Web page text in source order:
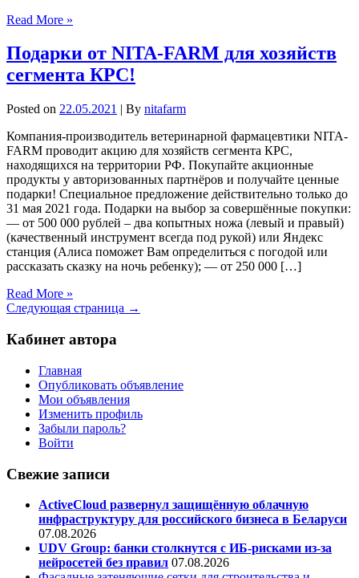
Read More »
Подарки от NITA-FARM для хозяйств
сегмента КРС!
Posted on 22.05.2021 | By nitafarm
Компания-производитель ветеринарной фармацевтики NITA-
FARM проводит акцию для хозяйств сегмента КРС,
находящихся на территории РФ. Покупайте акционные
продукты у авторизованных партнёров и получайте ценные
подарки! Специальное предложение действительно только до
31 мая 2021 года. Подарки на выбор за совершённые покупки:
— от 500 000 рублей – два копытных ножа (левый и правый)
(качественный инструмент всегда под рукой) или Яндекс
станция (Алиса поможет Вам определиться с погодой или
рассказать сказку на ночь ребенку); — от 250 000 […]
Read More »
Следующая страница →
Кабинет автора
Главная
Опубликовать объявление
Мои объявления
Изменить профиль
Забыли пароль?
Войти
Свежие записи
ActiveCloud развернул защищённую облачную
инфраструктуру для российского бизнеса в Беларуси
07.08.2026
UDV Group: банки столкнутся с ИБ-рисками из-за
нейросетей без правил 07.08.2026